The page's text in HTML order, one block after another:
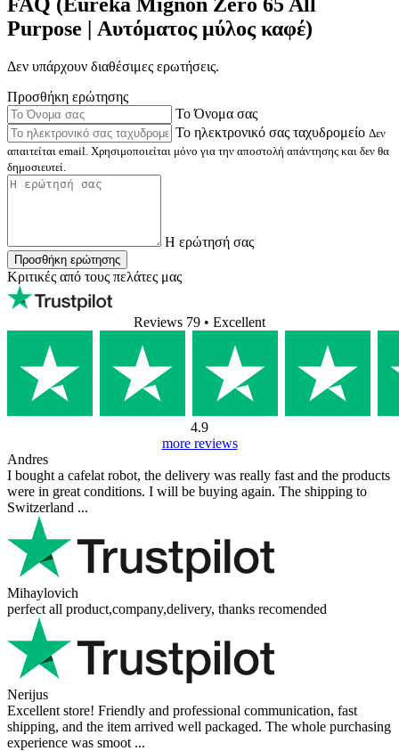
Purpose | Αυτόματος μύλος καφέ)
Δεν υπάρχουν διαθέσιμες ερωτήσεις.
Προσθήκη ερώτησης
Το Όνομα σας
Το ηλεκτρονικό σας ταχυδρομείο Δεν
απαιτείται email. Χρησιμοποιείται μόνο για την αποστολή απάντησης και δεν θα
δημοσιευτεί.
Η ερώτησή σας
Προσθήκη ερώτησης
Κριτικές από τους πελάτες μας
Reviews 79 • Excellent
4.9
more reviews
Andres
I bought a cafelat robot, the delivery was really fast and the products
were in great conditions. I will be buying again. The shipping to
Switzerland ...
Mihaylovich
perfect all product,company,delivery, thanks recomended
Nerijus
Excellent store! Friendly and professional communication, fast
shipping, and the item arrived well packaged. The whole purchasing
experience was smoot ...